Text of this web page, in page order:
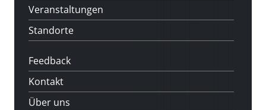
Veranstaltungen
Standorte
Feedback
Kontakt
Über uns